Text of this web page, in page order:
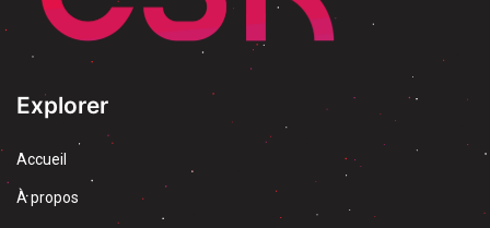
Explorer
Accueil
À propos